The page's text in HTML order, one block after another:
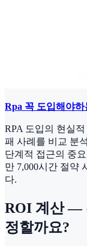
Rpa 꼭 도입해야
RPA 도입의 현실
패 사례를 비교 분
단계적 접근의 중
만 7,000시간 절약
다.
ROI 계산 —
정할까요?